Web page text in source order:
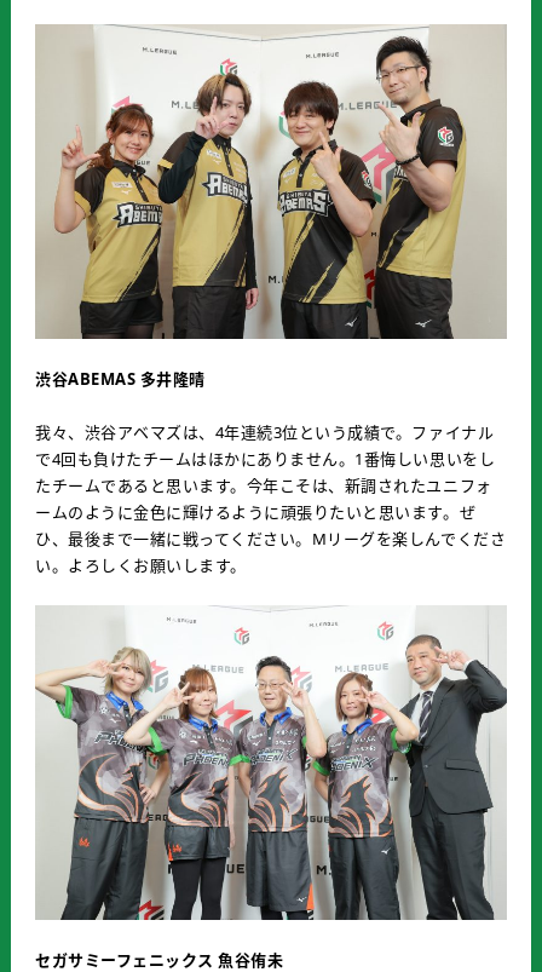
渋谷ABEMAS 多井隆晴
我々、渋谷アベマズは、4年連続3位という成績で。ファイナル
で4回も負けたチームはほかにありません。1番悔しい思いをし
たチームであると思います。今年こそは、新調されたユニフォ
ームのように金色に輝けるように頑張りたいと思います。ぜ
ひ、最後まで一緒に戦ってください。Mリーグを楽しんでくださ
い。よろしくお願いします。
セガサミーフェニックス 魚谷侑未